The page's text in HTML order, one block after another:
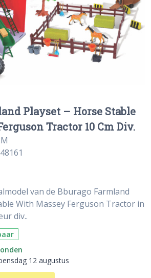
Playset – Horse Stable
Tractor 10 Cm Div.
van de Bburago Farmland
With Massey Ferguson Tractor in
div..
12 augustus